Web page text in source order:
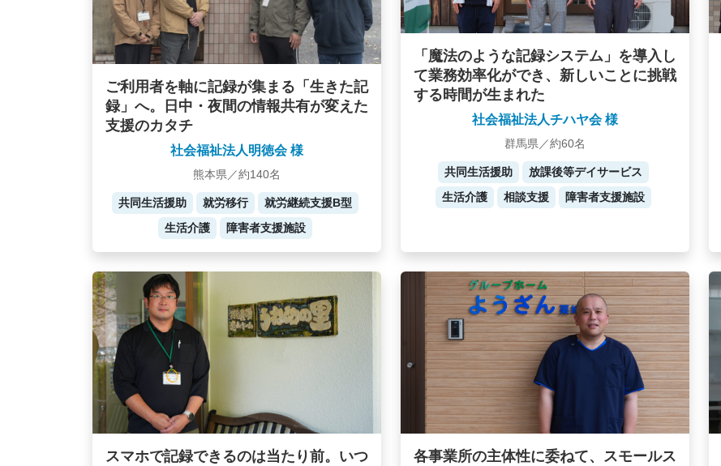
ご利用者を軸に記録が集まる「生きた記
録」へ。日中・夜間の情報共有が変えた
支援のカタチ
社会福祉法人明徳会 様
熊本県／約140名
共同生活援助 就労移行
就労継続支援B型
生活介護
障害者支援施設
「魔法のような記録システム」を導入し
て業務効率化ができ、新しいことに挑戦
する時間が生まれた
社会福祉法人チハヤ会 様
群馬県／約60名
共同生活援助
放課後等デイサービス
生活介護
相談支援 障害者支援施設
スマホで記録できるのは当たり前。いつ
各事業所の主体性に委ねて、スモールス